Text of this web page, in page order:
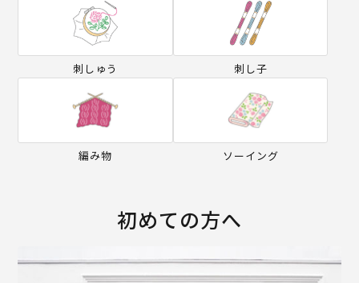
刺しゅう 刺し子
編み物 ソーイング
初めての方へ